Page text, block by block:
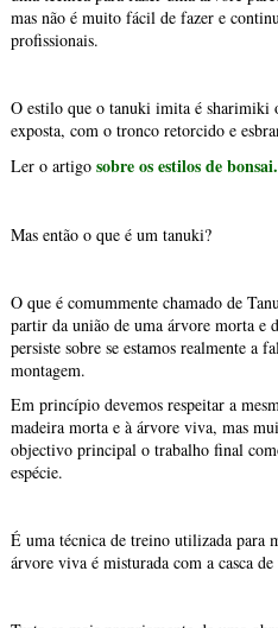
mas não é muito fácil de fazer e
profissionais.
O estilo que o tanuki imita é sharimiki
exposta, com o tronco retorcido e
Ler o artigo sobre os estilos de bonsai.
Mas então o que é um tanuki?
O que é comummente chamado de
partir da união de uma árvore morta e
persiste sobre se estamos realmente a
montagem.
Em princípio devemos respeitar a
madeira morta e à árvore viva, mas
objectivo principal o trabalho final
espécie.
É uma técnica de treino utilizada para
árvore viva é misturada com a casca